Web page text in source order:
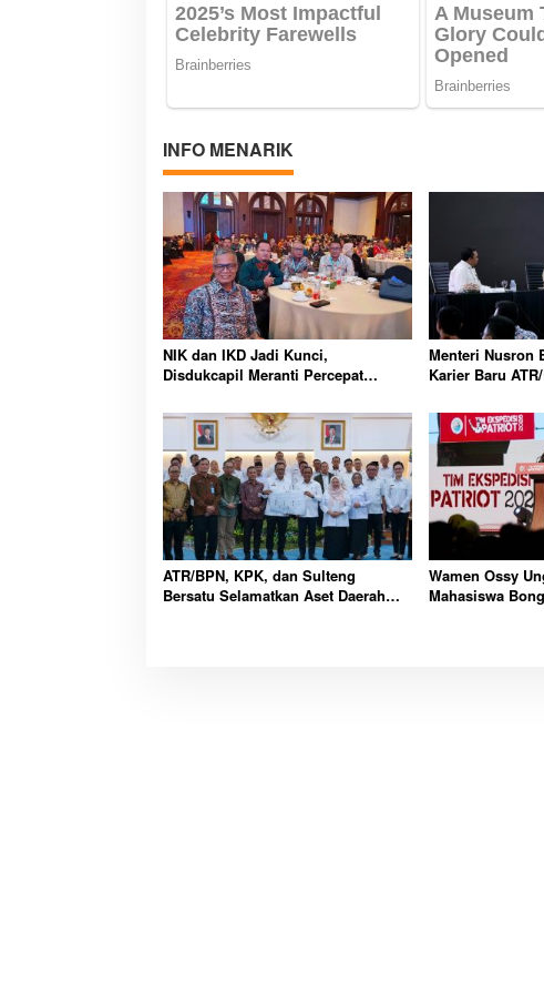
INFO MENARIK
NIK dan IKD Jadi Kunci,
Disdukcapil Meranti Percepat
Menteri Nusron
Karier Baru
ATR/BPN, KPK, dan Sulteng
Bersatu Selamatkan Aset Daerah
Wamen Ossy
Mahasiswa